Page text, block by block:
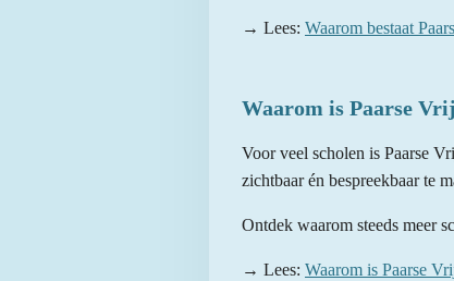
→ Lees: Waarom bestaat
Waarom is Paarse
Voor veel scholen is Paarse
zichtbaar én bespreekbaar te
Ontdek waarom steeds meer
→ Lees: Waarom is Paarse